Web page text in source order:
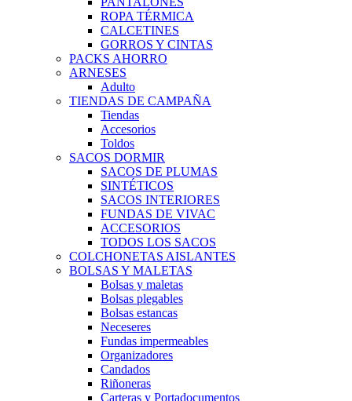
ROPA TÉRMICA
CALCETINES
GORROS Y CINTAS
PACKS AHORRO
ARNESES
Adulto
TIENDAS DE CAMPAÑA
Tiendas
Accesorios
Toldos
SACOS DORMIR
SACOS DE PLUMAS
SINTÉTICOS
SACOS INTERIORES
FUNDAS DE VIVAC
ACCESORIOS
TODOS LOS SACOS
COLCHONETAS AISLANTES
BOLSAS Y MALETAS
Bolsas y maletas
Bolsas plegables
Bolsas estancas
Neceseres
Fundas impermeables
Organizadores
Candados
Riñoneras
Carteras y Portadocumentos